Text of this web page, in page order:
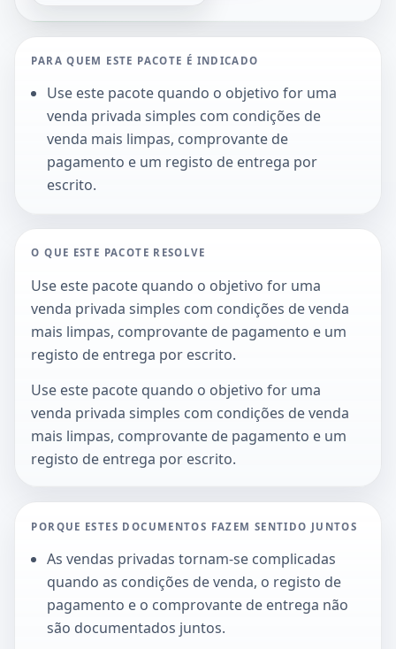
PARA QUEM ESTE PACOTE É INDICADO
Use este pacote quando o objetivo for uma
venda privada simples com condições de
venda mais limpas, comprovante de
pagamento e um registo de entrega por
escrito.
O QUE ESTE PACOTE RESOLVE
Use este pacote quando o objetivo for uma
venda privada simples com condições de venda
mais limpas, comprovante de pagamento e um
registo de entrega por escrito.
Use este pacote quando o objetivo for uma
venda privada simples com condições de venda
mais limpas, comprovante de pagamento e um
registo de entrega por escrito.
PORQUE ESTES DOCUMENTOS FAZEM SENTIDO JUNTOS
As vendas privadas tornam-se complicadas
quando as condições de venda, o registo de
pagamento e o comprovante de entrega não
são documentados juntos.